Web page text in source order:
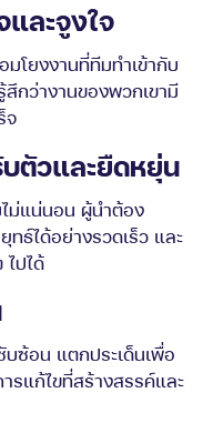
และจูงใจ
โยงงานที่ทีมทำเข้ากับ
กว่างานของพวกเขามี
จ
บตัวและยืดหยุ่น
ไม่แน่นอน ผู้นำต้อง
ธ์ได้อย่างรวดเร็ว และ
ปได้
ซ้อน แตกประเด็นเพื่อ
รแก้ไขที่สร้างสรรค์และ